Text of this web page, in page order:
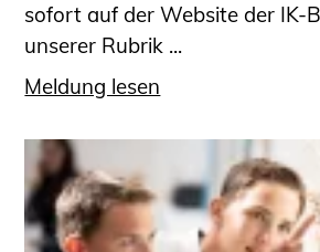
sofort auf der Website der IK-
unserer Rubrik ...
Meldung lesen